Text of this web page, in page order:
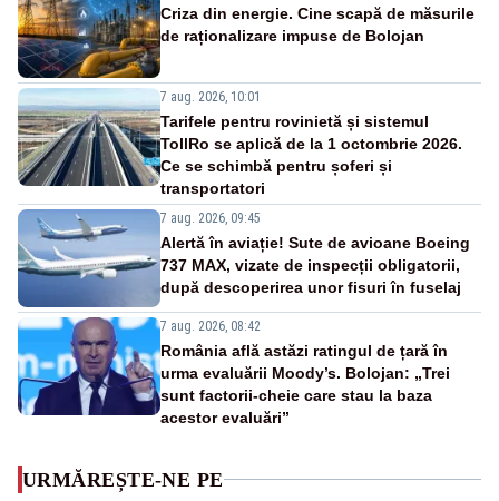
Criza din energie. Cine scapă de măsurile
de raționalizare impuse de Bolojan
7 aug. 2026, 10:01
Tarifele pentru rovinietă și sistemul
TollRo se aplică de la 1 octombrie 2026.
Ce se schimbă pentru șoferi și
transportatori
7 aug. 2026, 09:45
Alertă în aviație! Sute de avioane Boeing
737 MAX, vizate de inspecții obligatorii,
după descoperirea unor fisuri în fuselaj
7 aug. 2026, 08:42
România află astăzi ratingul de țară în
urma evaluării Moody’s. Bolojan: „Trei
sunt factorii-cheie care stau la baza
acestor evaluări”
URMĂREȘTE-NE PE